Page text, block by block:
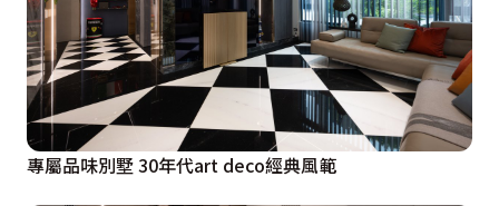
專屬品味別墅 30年代art deco經典風範